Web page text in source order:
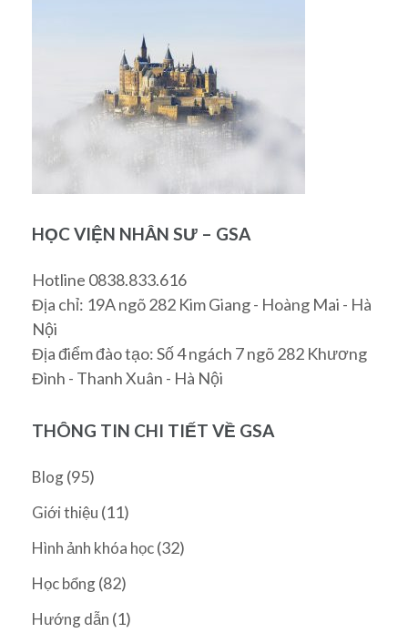
HỌC VIỆN NHÂN SƯ – GSA
Hotline 0838.833.616
Địa chỉ: 19A ngõ 282 Kim Giang - Hoàng Mai - Hà
Nội
Địa điểm đào tạo: Số 4 ngách 7 ngõ 282 Khương
Đình - Thanh Xuân - Hà Nội
THÔNG TIN CHI TIẾT VỀ GSA
Blog(95)
Giới thiệu (11)
Hình ảnh khóa học(32)
Học bổng(82)
Hướng dẫn (1)